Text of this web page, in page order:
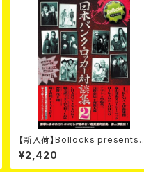
【新入荷】Bollocks presents
『日本パンク・ロッカー対談集2』
¥2,420